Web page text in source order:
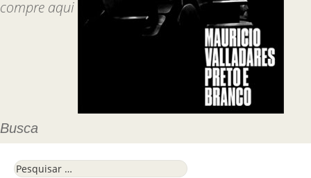
compre aqui
Busca
Pesquisar por: